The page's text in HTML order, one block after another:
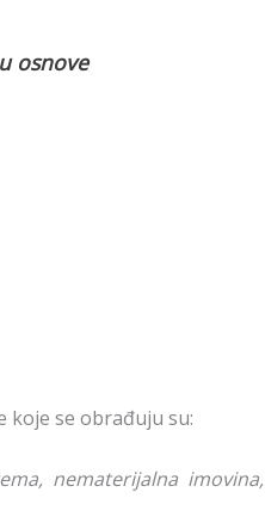
osnove
koje se obrađuju su:
nematerijalna imovina,